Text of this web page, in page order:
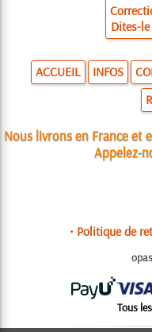
Dites-
ACCUEIL INFOS
Nous livrons en France et
Appelez-
• Politique de
Tous